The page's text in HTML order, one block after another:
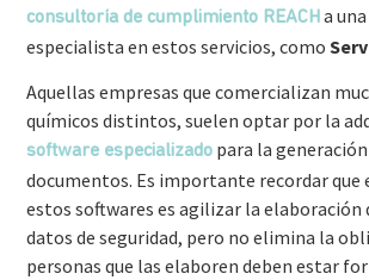
consultoría de cumplimiento REACHa
especialista en estos servicios, como
Aquellas empresas que comercializan
químicos distintos, suelen optar por la
software especializado para la
documentos. Es importante recordar que
estos softwares es agilizar la elaboración
datos de seguridad, pero no elimina la
personas que las elaboren deben estar